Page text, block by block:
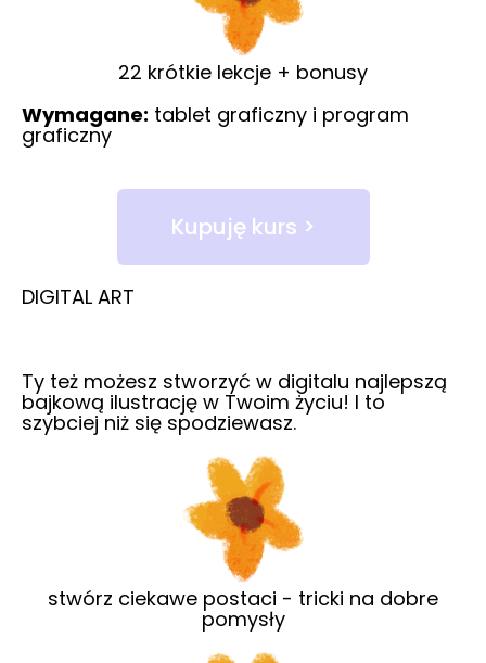
22 krótkie lekcje + bonusy
Wymagane: tablet graficzny i program
graficzny
Kupuję kurs >
DIGITAL ART
Ty też możesz stworzyć w digitalu najlepszą
bajkową ilustrację w Twoim życiu! I to
szybciej niż się spodziewasz.
stwórz ciekawe postaci - tricki na dobre
pomysły